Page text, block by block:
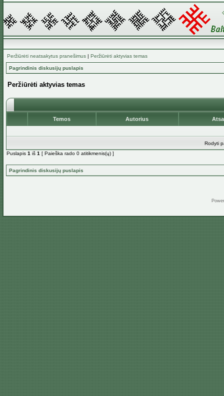
Peržiūrėti neatsakytus pranešimus | Peržiūrėti aktyvias temas
Pagrindinis diskusijų puslapis
Peržiūrėti aktyvias temas
Temos Autorius
Rodyti
Puslapis 1 iš 1 [ Paieška rado 0 atitikmenis(ų) ]
Pagrindinis diskusijų puslapis